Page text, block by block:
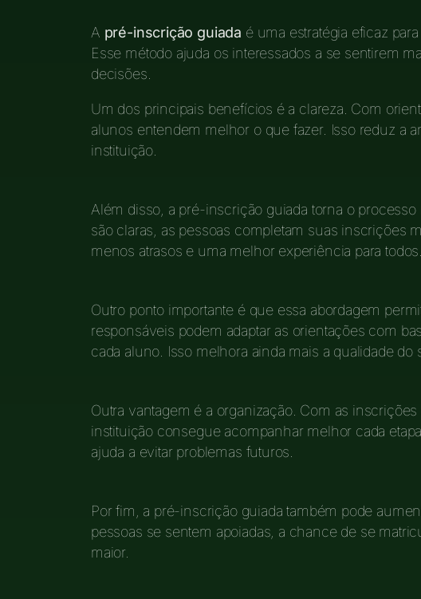
A pré-inscrição guiada é uma estratégia eficaz
Esse método ajuda os interessados a se sentirem
decisões.
Um dos principais benefícios é a clareza. Com
alunos entendem melhor o que fazer. Isso reduz a
instituição.
Além disso, a pré-inscrição guiada torna o
são claras, as pessoas completam suas inscrições
menos atrasos e uma melhor experiência para todos.
Outro ponto importante é que essa abordagem
responsáveis podem adaptar as orientações com
cada aluno. Isso melhora ainda mais a qualidade do
Outra vantagem é a organização. Com as
instituição consegue acompanhar melhor cada
ajuda a evitar problemas futuros.
Por fim, a pré-inscrição guiada também pode
pessoas se sentem apoiadas, a chance de se
maior.